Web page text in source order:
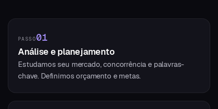
PASSO01
Análise e planejamento
Estudamos seu mercado, concorrência e palavras-
chave. Definimos orçamento e metas.